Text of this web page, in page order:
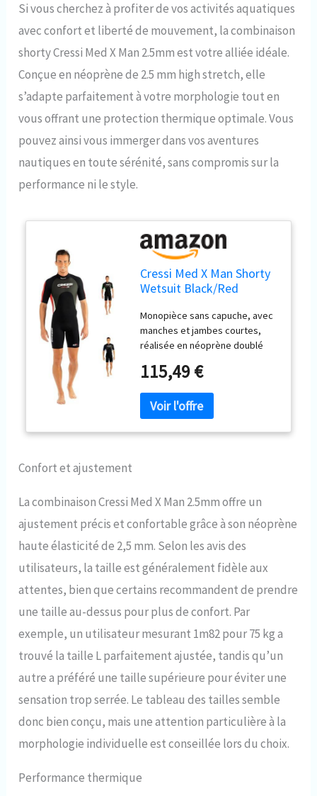
Si vous cherchez à profiter de vos activités aquatiques
avec confort et liberté de mouvement, la combinaison
shorty Cressi Med X Man 2.5mm est votre alliée idéale.
Conçue en néoprène de 2.5 mm high stretch, elle
s’adapte parfaitement à votre morphologie tout en
vous offrant une protection thermique optimale. Vous
pouvez ainsi vous immerger dans vos aventures
nautiques en toute sérénité, sans compromis sur la
performance ni le style.
Cressi Med X Man Shorty
Wetsuit Black/Red
Monopièce sans capuche, avec
manches et jambes courtes,
réalisée en néoprène doublé
caoutchouté sur la poitrine. Le
pmt, la natation, les mers
tropicale et tous les sports
aquatique. Fermeture dorsale
115,49 €
Confort et ajustement
La combinaison Cressi Med X Man 2.5mm offre un
ajustement précis et confortable grâce à son néoprène
haute élasticité de 2,5 mm. Selon les avis des
utilisateurs, la taille est généralement fidèle aux
attentes, bien que certains recommandent de prendre
une taille au-dessus pour plus de confort. Par
exemple, un utilisateur mesurant 1m82 pour 75 kg a
trouvé la taille L parfaitement ajustée, tandis qu’un
autre a préféré une taille supérieure pour éviter une
sensation trop serrée. Le tableau des tailles semble
donc bien conçu, mais une attention particulière à la
morphologie individuelle est conseillée lors du choix.
Performance thermique